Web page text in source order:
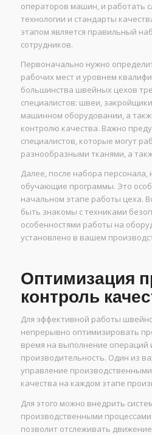
операторов машин, и работать
технологии и стандарты
этапом является правильный
сотрудников.
Первоначально нужно
рабочих мест и уровнем
большинства швейных цехов
специалистов: швеи,
машинном оборудовании, а
контролю качества. Важно
специалистов, которые могут
разнообразными тканями, а
Далее, после набора персонала,
обучающие программы. Это
начальном этапе работы цеха.
быть знакомы с техниками
особенностями работы на
установлено в вашем
Оптимизация
контроль
Для эффективной работы
непрерывно оптимизировать
время на выполнение
производительность. Один из
управление
качества на каждом этапе
Для этого можно внедрить
производственными процессами
позволит отслеживать